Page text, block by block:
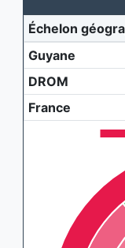
Échelon
Guyane
DROM
France